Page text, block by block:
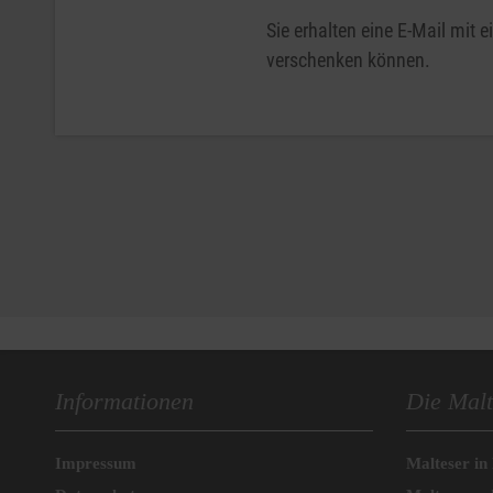
Sie erhalten eine E-Mail mit
verschenken können.
Informationen
Impressum
Die
Malteser in